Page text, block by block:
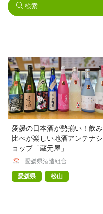
検索
愛媛の日本酒が勢揃い！飲み
比べが楽しい地酒アンテナシ
ョップ「蔵元屋」
愛媛県酒造組合
愛媛県
松山